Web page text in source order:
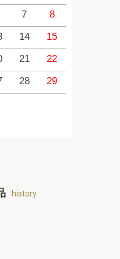
7
8
14
15
21
22
28 29
history